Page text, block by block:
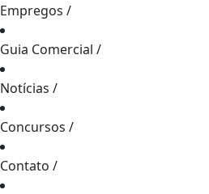
Empregos /
Guia Comercial /
Notícias /
Concursos /
Contato /